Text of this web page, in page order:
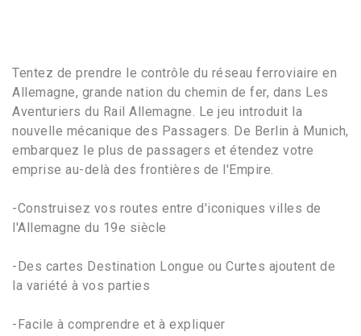
Tentez de prendre le contrôle du réseau ferroviaire en
Allemagne, grande nation du chemin de fer, dans Les
Aventuriers du Rail Allemagne. Le jeu introduit la
nouvelle mécanique des Passagers. De Berlin à Munich,
embarquez le plus de passagers et étendez votre
emprise au-delà des frontières de l'Empire.
-Construisez vos routes entre d'iconiques villes de
l'Allemagne du 19e siècle
-Des cartes Destination Longue ou Curtes ajoutent de
la variété à vos parties
-Facile à comprendre et à expliquer